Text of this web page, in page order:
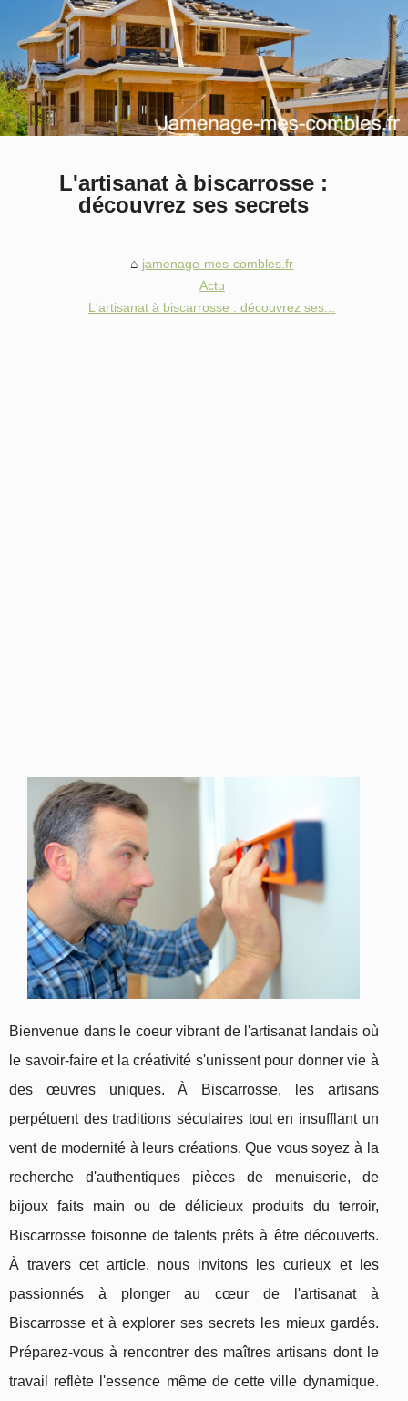
L'artisanat à biscarrosse :
découvrez ses secrets
jamenage-mes-combles.fr
Actu
L'artisanat à biscarrosse : découvrez ses...
Bienvenue dans le coeur vibrant de l'artisanat landais où
le savoir-faire et la créativité s'unissent pour donner vie à
des œuvres uniques. À Biscarrosse, les artisans
perpétuent des traditions séculaires tout en insufflant un
vent de modernité à leurs créations. Que vous soyez à la
recherche d'authentiques pièces de menuiserie, de
bijoux faits main ou de délicieux produits du terroir,
Biscarrosse foisonne de talents prêts à être découverts.
À travers cet article, nous invitons les curieux et les
passionnés à plonger au cœur de l'artisanat à
Biscarrosse et à explorer ses secrets les mieux gardés.
Préparez-vous à rencontrer des maîtres artisans dont le
travail reflète l'essence même de cette ville dynamique.